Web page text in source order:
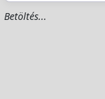
Betöltés...